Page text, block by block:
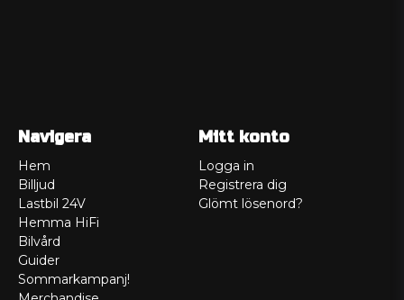
Navigera
Hem
Billjud
Lastbil 24V
Hemma HiFi
Bilvård
Guider
Sommarkampanj!
Mitt konto
Logga in
Registrera dig
Glömt lösenord?